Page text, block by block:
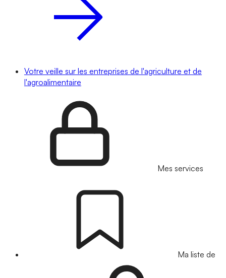
Votre veille sur les entreprises de l'agriculture et de
l'agroalimentaire
Mes services
Ma liste de